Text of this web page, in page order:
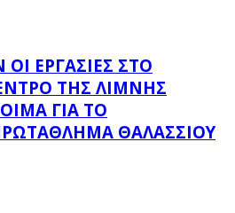
ΕΡΓΑΣΊΕΣ ΣΤΟ
ΤΗΣ ΛΊΜΝΗΣ
ΓΙΑ ΤΟ
ΘΑΛΆΣΣΙΟΥ